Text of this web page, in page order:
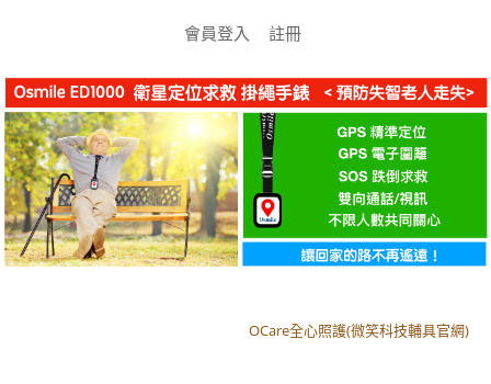
會員登入 註冊
OCare全心照護(微笑科技輔具官網)